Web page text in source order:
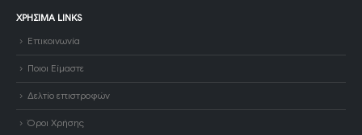
ΧΡΉΣΙΜΑ LINKS
Επικοινωνία
Ποιοι Είμαστε
Δελτίο επιστροφών
Όροι Χρήσης